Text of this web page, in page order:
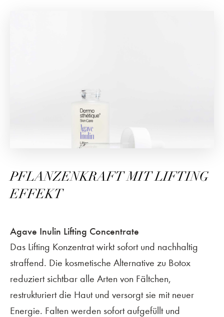
PFLANZENKRAFT MIT LIFTING
EFFEKT
Agave Inulin Lifting Concentrate
Das Lifting Konzentrat wirkt sofort und nachhaltig
straffend. Die kosmetische Alternative zu Botox
reduziert sichtbar alle Arten von Fältchen,
restrukturiert die Haut und versorgt sie mit neuer
Energie. Falten werden sofort aufgefüllt und